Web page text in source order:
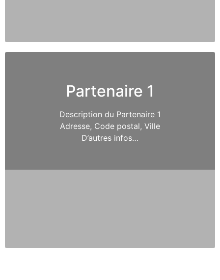
Partenaire 1
Description du Partenaire 1
Adresse, Code postal, Ville
D’autres infos…